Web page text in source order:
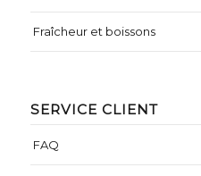
Fraîcheur et boissons
SERVICE CLIENT
FAQ